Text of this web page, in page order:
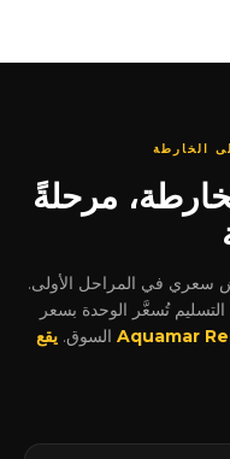
الخارطة
مرحلةً
سعري في المراحل الأولى.
التسليم تُسعَّر الوحدة بسعر
السوق.